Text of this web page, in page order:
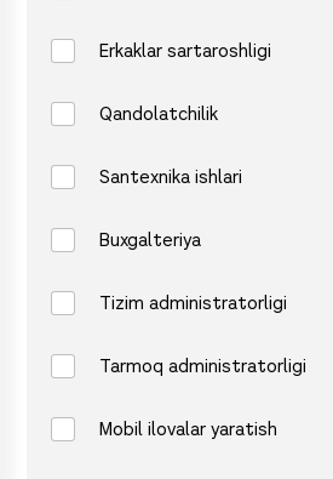
Erkaklar sartaroshligi
Qandolatchilik
Santexnika ishlari
Buxgalteriya
Tizim administratorligi
Tarmoq administratorligi
Mobil ilovalar yaratish